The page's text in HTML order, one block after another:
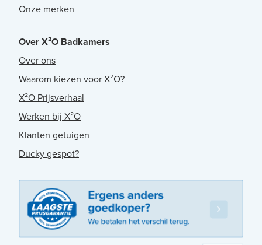
Onze merken
Over X²O Badkamers
Over ons
Waarom kiezen voor X²O?
X²O Prijsverhaal
Werken bij X²O
Klanten getuigen
Ducky gespot?